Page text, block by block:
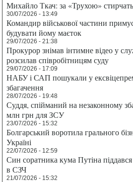
Михайло Ткач: за «Трухою»
30/07/2026 - 13:49
Командир військової частини
будувати йому маєток
29/07/2026 - 21:38
Прокурор знімав інтимне відео у
розсилав співробітницям суду
29/07/2026 - 17:09
НАБУ і САП пошукали у
збагачення
28/07/2026 - 19:48
Суддя, спійманий на незаконному
млн грн для ЗСУ
23/07/2026 - 15:32
Болгарський воротила грального
Україні
22/07/2026 - 12:59
Син соратника кума Путіна піддався
в СЗЧ
21/07/2026 - 15:32